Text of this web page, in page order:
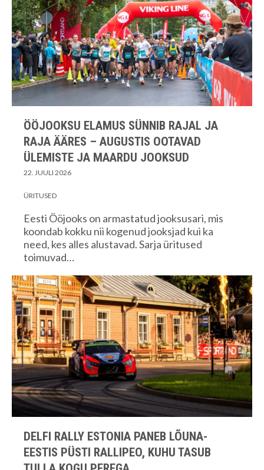
ÖÖJOOKSU ELAMUS SÜNNIB RAJAL JA
RAJA ÄÄRES – AUGUSTIS OOTAVAD
ÜLEMISTE JA MAARDU JOOKSUD
22. JUULI 2026
ÜRITUSED
Eesti Ööjooks on armastatud jooksusari, mis
koondab kokku nii kogenud jooksjad kui ka
need, kes alles alustavad. Sarja üritused
toimuvad…
DELFI RALLY ESTONIA PANEB LÕUNA-
EESTIS PÜSTI RALLIPEO, KUHU TASUB